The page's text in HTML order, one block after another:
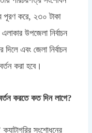
করে, ২৩০ টাকা
উপজেলা নির্বাচন
এবং জেলা নির্বাচন
করা হবে।
করতে কত দিন লাগে?
সংশোধনের